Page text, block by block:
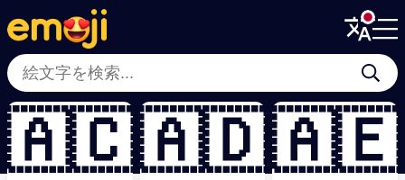
Menu
Close
Menu
Close
🇦🇨🇦🇩🇦🇪